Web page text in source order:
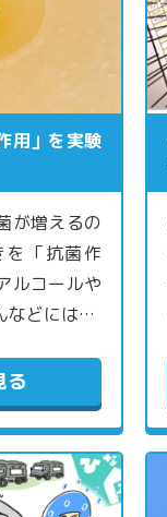
用」を実験
が増えるの
「抗菌作
ルコールや
などには…
る